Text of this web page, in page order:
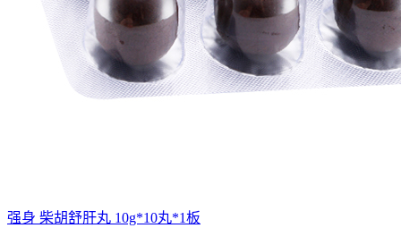
强身 柴胡舒肝丸 10g*10丸*1板